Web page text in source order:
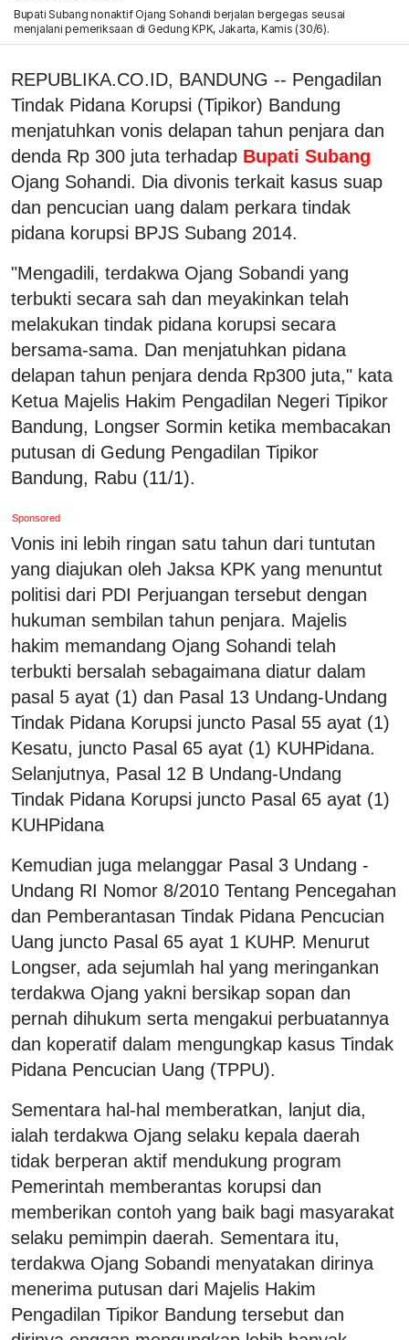
Bupati Subang nonaktif Ojang Sohandi berjalan bergegas seusai
menjalani pemeriksaan di Gedung KPK, Jakarta, Kamis (30/6).
REPUBLIKA.CO.ID, BANDUNG -- Pengadilan
Tindak Pidana Korupsi (Tipikor) Bandung
menjatuhkan vonis delapan tahun penjara dan
denda Rp 300 juta terhadap Bupati Subang
Ojang Sohandi. Dia divonis terkait kasus suap
dan pencucian uang dalam perkara tindak
pidana korupsi BPJS Subang 2014.
"Mengadili, terdakwa Ojang Sobandi yang
terbukti secara sah dan meyakinkan telah
melakukan tindak pidana korupsi secara
bersama-sama. Dan menjatuhkan pidana
delapan tahun penjara denda Rp300 juta," kata
Ketua Majelis Hakim Pengadilan Negeri Tipikor
Bandung, Longser Sormin ketika membacakan
putusan di Gedung Pengadilan Tipikor
Bandung, Rabu (11/1).
Sponsored
Vonis ini lebih ringan satu tahun dari tuntutan
yang diajukan oleh Jaksa KPK yang menuntut
politisi dari PDI Perjuangan tersebut dengan
hukuman sembilan tahun penjara. Majelis
hakim memandang Ojang Sohandi telah
terbukti bersalah sebagaimana diatur dalam
pasal 5 ayat (1) dan Pasal 13 Undang-Undang
Tindak Pidana Korupsi juncto Pasal 55 ayat (1)
Kesatu, juncto Pasal 65 ayat (1) KUHPidana.
Selanjutnya, Pasal 12 B Undang-Undang
Tindak Pidana Korupsi juncto Pasal 65 ayat (1)
KUHPidana
Kemudian juga melanggar Pasal 3 Undang -
Undang RI Nomor 8/2010 Tentang Pencegahan
dan Pemberantasan Tindak Pidana Pencucian
Uang juncto Pasal 65 ayat 1 KUHP. Menurut
Longser, ada sejumlah hal yang meringankan
terdakwa Ojang yakni bersikap sopan dan
pernah dihukum serta mengakui perbuatannya
dan koperatif dalam mengungkap kasus Tindak
Pidana Pencucian Uang (TPPU).
Sementara hal-hal memberatkan, lanjut dia,
ialah terdakwa Ojang selaku kepala daerah
tidak berperan aktif mendukung program
Pemerintah memberantas korupsi dan
memberikan contoh yang baik bagi masyarakat
selaku pemimpin daerah. Sementara itu,
terdakwa Ojang Sobandi menyatakan dirinya
menerima putusan dari Majelis Hakim
Pengadilan Tipikor Bandung tersebut dan